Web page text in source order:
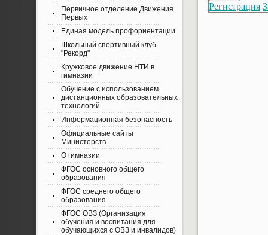
Регистрация
Первичное отделение Движения
Первых
Единая модель профориентации
Школьный спортивный клуб
"Рекорд"
Кружковое движение НТИ в
гимназии
Обучение с использованием
дистанционных образовательных
технологий
Информационная безопасность
Официальные сайты
Министерств
О гимназии
ФГОС основного общего
образования
ФГОС среднего общего
образования
ФГОС ОВЗ (Организация
обучения и воспитания для
обучающихся с ОВЗ и инвалидов)